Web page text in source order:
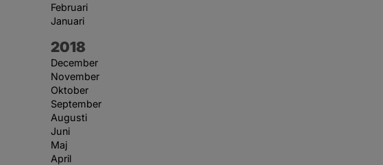
Februari
Januari
År:
2018
December
November
Oktober
September
Augusti
Juni
Maj
April